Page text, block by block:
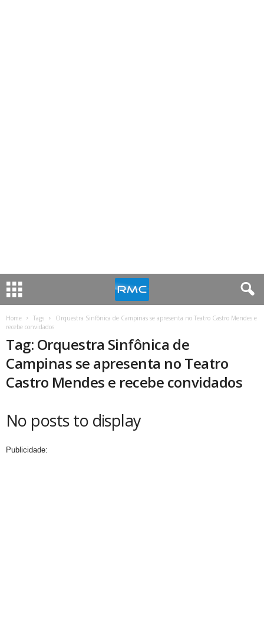
Home Tags
Orquestra Sinfônica de Campinas se apresenta no Teatro Castro Mendes e
recebe convidados
Tag: Orquestra Sinfônica de
Campinas se apresenta no Teatro
Castro Mendes e recebe convidados
No posts to display
Publicidade: